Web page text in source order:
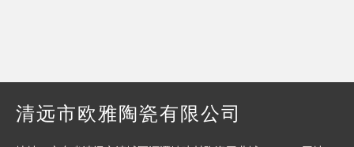
清远市欧雅陶瓷有限公司